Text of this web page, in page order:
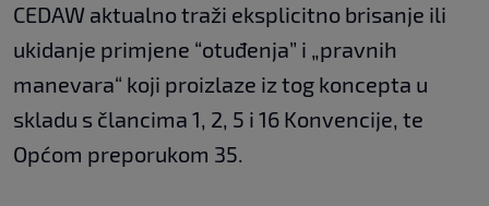
CEDAW aktualno traži eksplicitno brisanje ili
ukidanje primjene “otuđenja” i „pravnih
manevara“ koji proizlaze iz tog koncepta u
skladu s člancima 1, 2, 5 i 16 Konvencije, te
Općom preporukom 35.